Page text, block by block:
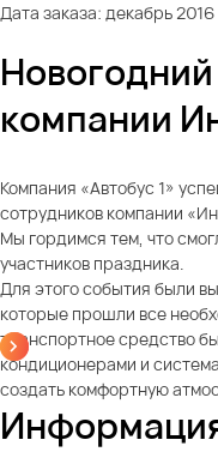
Дата заказа: декабрь 2016
компании
Компания «Автобус 1»
сотрудников компании
Мы гордимся тем, что
участников праздника.
Для этого события были
которые прошли все
транспортное средство
кондиционерами и
создать комфортную